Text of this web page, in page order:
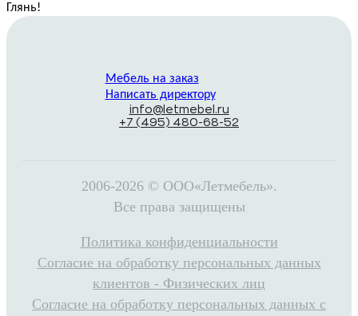
Глянь!
Мебель на заказ
Написать директору
info@letmebel.ru
+7 (495) 480-68-52
2006-2026 © ООО«Летмебель».
Все права защищены
Политика конфиденциальности
Согласие на обработку персональных данных
клиентов - Физических лиц
Согласие на обработку персональных данных с